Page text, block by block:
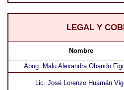
LEGAL Y
Nombre
Abog. Malu Alexandra Obando
Lic. José Lorenzo Huamán